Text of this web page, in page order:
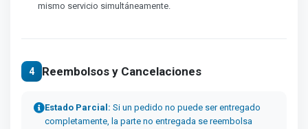
mismo servicio simultáneamente.
4 Reembolsos y Cancelaciones
Estado Parcial: Si un pedido no puede ser entregado
completamente, la parte no entregada se reembolsa